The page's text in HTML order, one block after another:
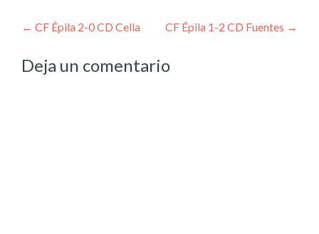
Post
navigation
← CF Épila 2-0 CD Cella CF Épila 1-2 CD Fuentes →
Deja un comentario